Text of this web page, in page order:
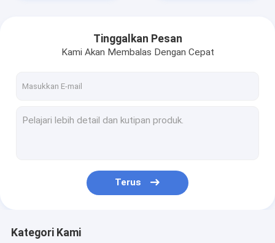
Tinggalkan Pesan
Kami Akan Membalas Dengan Cepat
Terus
Kategori Kami